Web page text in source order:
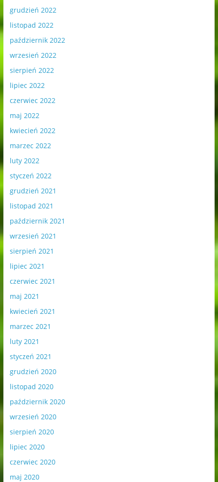
grudzień 2022
listopad 2022
październik 2022
wrzesień 2022
sierpień 2022
lipiec 2022
czerwiec 2022
maj 2022
kwiecień 2022
marzec 2022
luty 2022
styczeń 2022
grudzień 2021
listopad 2021
październik 2021
wrzesień 2021
sierpień 2021
lipiec 2021
czerwiec 2021
maj 2021
kwiecień 2021
marzec 2021
luty 2021
styczeń 2021
grudzień 2020
listopad 2020
październik 2020
wrzesień 2020
sierpień 2020
lipiec 2020
czerwiec 2020
maj 2020